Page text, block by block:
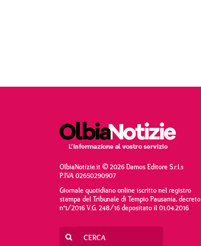
OlbiaNotizie.it © 2026 Damos Editore S.r.l.s
P.IVA 02650290907
Giornale quotidiano online iscritto nel registro
stampa del Tribunale di Tempio Pausania, decreto
n°1/2016 V.G. 248/16 depositato il 01.04.2016